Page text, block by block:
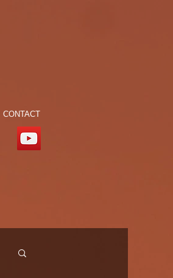
CONTACT